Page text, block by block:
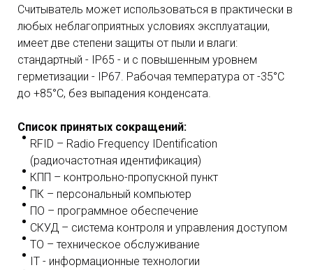
Считыватель может использоваться в практически в
любых неблагоприятных условиях эксплуатации,
имеет две степени защиты от пыли и влаги:
стандартный - IP65 - и с повышенным уровнем
герметизации - IP67. Рабочая температура от -35°С
до +85°С, без выпадения конденсата.
Список принятых сокращений:
RFID – Radio Frequency IDentification
(радиочастотная идентификация)
КПП – контрольно-пропускной пункт
ПК – персональный компьютер
ПО – программное обеспечение
СКУД – система контроля и управления доступом
ТО – техническое обслуживание
IT - информационные технологии